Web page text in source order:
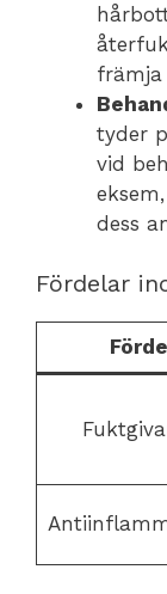
främja
tyder
vid
dess
Fördelar